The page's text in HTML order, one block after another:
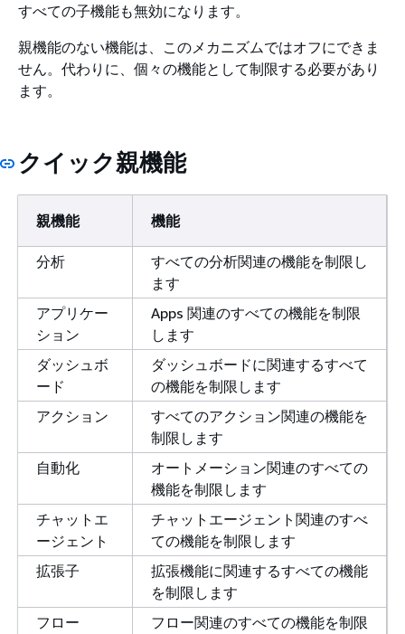
すべての子機能も無効になります。
親機能のない機能は、このメカニズムではオフにできま
せん。代わりに、個々の機能として制限する必要があり
ます。
クイック親機能
親機能 機能
分析
すべての分析関連の機能を制限し
ます
アプリケー
ション
Apps 関連のすべての機能を制限
します
ダッシュボ
ード
ダッシュボードに関連するすべて
の機能を制限します
アクション
すべてのアクション関連の機能を
制限します
自動化
オートメーション関連のすべての
機能を制限します
チャットエ
ージェント
チャットエージェント関連のすべ
ての機能を制限します
拡張子
拡張機能に関連するすべての機能
を制限します
フロー
フロー関連のすべての機能を制限